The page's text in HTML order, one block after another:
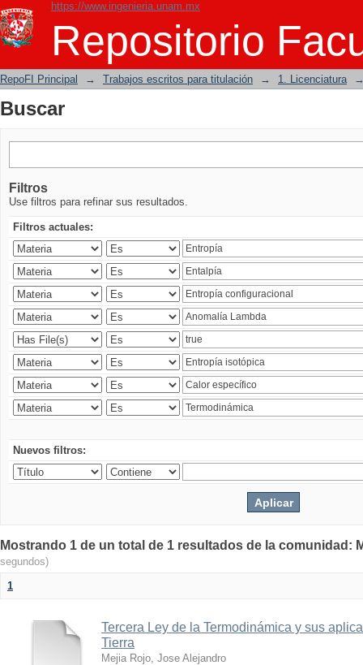
https://www.ingenieria.unam.mx
Repositorio
Buscar
RepoFI Principal → Trabajos escritos para titulación → 1. Licenciatura
Buscar
Filtros
Use filtros para refinar sus resultados.
Filtros actuales:
Nuevos filtros:
Mostrando 1 de un total de 1 resultados de la comunidad:
segundos)
1
Tercera Ley de la Termodinámica y sus
Tierra
Mejia Rojo, Jose Alejandro